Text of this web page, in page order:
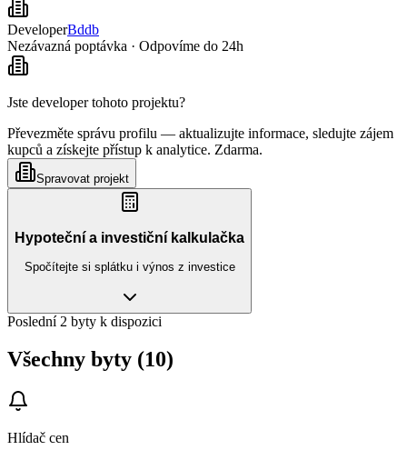
DeveloperBddb
Nezávazná poptávka · Odpovíme do 24h
Jste developer tohoto projektu?
Převezměte správu profilu — aktualizujte informace, sledujte zájem
kupců a získejte přístup k analytice. Zdarma.
Spravovat projekt
Hypoteční a investiční kalkulačka
Spočítejte si splátku i výnos z investice
Poslední 2 byty k dispozici
Všechny byty (10)
Hlídač cen